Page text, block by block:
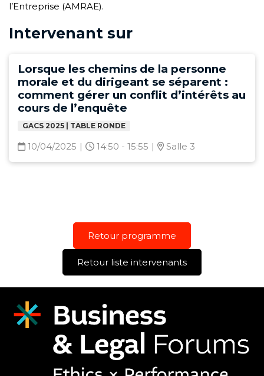
l’Entreprise (AMRAE).
Intervenant sur
Lorsque les chemins de la personne
morale et du dirigeant se séparent :
comment gérer un conflit d’intérêts au
cours de l’enquête
GACS 2025 | TABLE RONDE
10/04/2025 | 14:50 - 15:55 | Salle 3
Retour programme
Retour liste intervenants